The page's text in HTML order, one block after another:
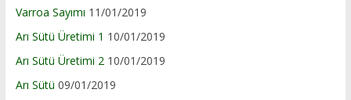
Varroa Sayımı 11/01/2019
Arı Sütü Üretimi 1 10/01/2019
Arı Sütü Üretimi 2 10/01/2019
Arı Sütü 09/01/2019